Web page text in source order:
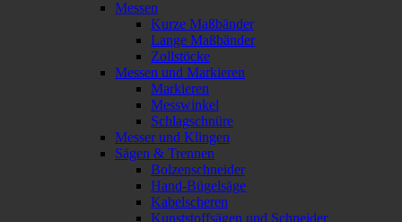
Messen
Kurze Maßbänder
Lange Maßbänder
Zollstöcke
Messen und Markieren
Markieren
Messwinkel
Schlagschnüre
Messer und Klingen
Sägen & Trennen
Bolzenschneider
Hand-Bügelsäge
Kabelscheren
Kunststoffsägen und Schneider